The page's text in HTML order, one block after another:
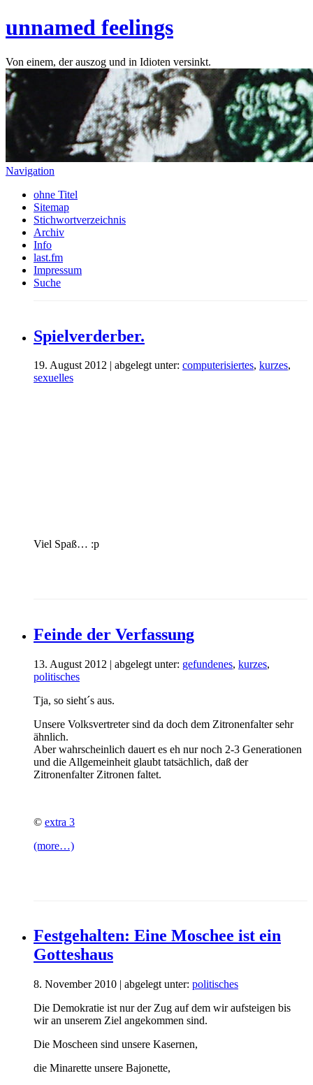
unnamed feelings
Von einem, der auszog und in Idioten versinkt.
Navigation
ohne Titel
Sitemap
Stichwortverzeichnis
Archiv
Info
last.fm
Impressum
Suche
Spielverderber.
19. August 2012 | abgelegt unter: computerisiertes, kurzes,
sexuelles
Viel Spaß… :p
Feinde der Verfassung
13. August 2012 | abgelegt unter: gefundenes, kurzes,
politisches
Tja, so sieht´s aus.
Unsere Volksvertreter sind da doch dem Zitronenfalter sehr
ähnlich.
Aber wahrscheinlich dauert es eh nur noch 2-3 Generationen
und die Allgemeinheit glaubt tatsächlich, daß der
Zitronenfalter Zitronen faltet.
© extra 3
(more…)
Festgehalten: Eine Moschee ist ein
Gotteshaus
8. November 2010 | abgelegt unter: politisches
Die Demokratie ist nur der Zug auf dem wir aufsteigen bis
wir an unserem Ziel angekommen sind.
Die Moscheen sind unsere Kasernen,
die Minarette unsere Bajonette,